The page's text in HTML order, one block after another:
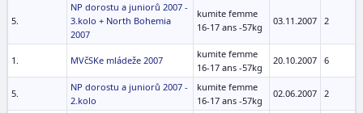
5.
NP dorostu a juniorů 2007 -
3.kolo + North Bohemia
2007
kumite femme
16-17 ans -57kg
03.11.2007 2
1. MVčSKe mládeže 2007
kumite femme
16-17 ans -57kg
20.10.2007 6
5.
NP dorostu a juniorů 2007 -
2.kolo
kumite femme
16-17 ans -57kg
02.06.2007 2